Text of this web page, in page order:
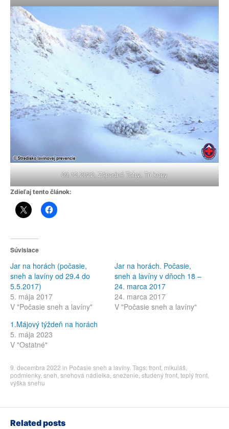
09.12.2022, Západné Tatry, Tri kopy
Zdieľaj tento článok:
Súvisiace
Jar na horách (počasie,
sneh a lavíny od 29.4 do
5.5.2017)
5. mája 2017
V "Počasie sneh a lavíny"
Jar na horách. Počasie,
sneh a lavíny v dňoch 18 –
24. marca 2017
24. marca 2017
V "Počasie sneh a lavíny"
1.Májový týždeň na horách
5. mája 2023
V "Ostatné"
9. decembra 2022 in Počasie sneh a lavíny. Tags:front mikuláš
podmienky, sneh snehová nádielka sneženie studený front teplý front
výška snehu
Related posts